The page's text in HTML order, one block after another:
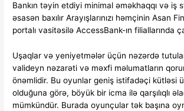
Bankın təyin etdiyi minimal əməkhaqqı və iş
əsasən baxılır Arayışlarınızı həmçinin Asan
portalı vasitəsilə AccessBank-ın filiallarında
Uşaqlar və yeniyetmələr üçün nəzərdə
valideyn nəzarəti və məxfi məlumatların
önəmlidir. Bu oyunlar geniş istifadəçi kütləsi
olduğuna görə, böyük bir icma ilə qarşılıqlı
mümkündür. Burada oyunçular tək başına